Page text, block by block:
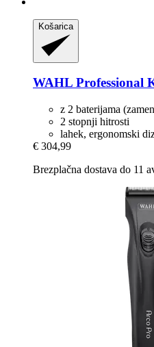
Košarica
WAHL Professional
z 2 baterijama
2 stopnji hitrosti
lahek, ergonomski
€ 304,99
Brezplačna dostava do 11